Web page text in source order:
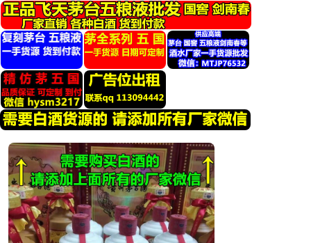
转
到
内
容